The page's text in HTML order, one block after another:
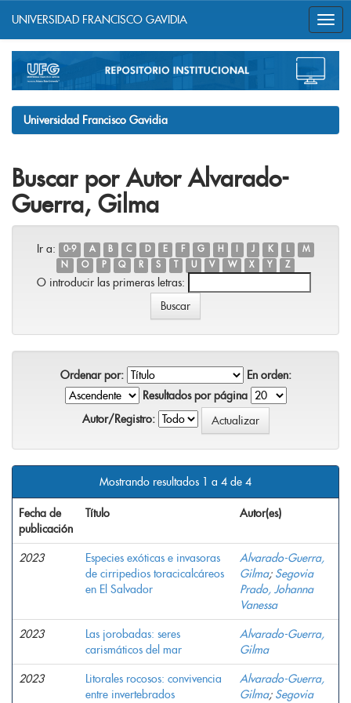
navigation
UNIVERSIDAD FRANCISCO GAVIDIA
Universidad Francisco Gavidia
Buscar por Autor Alvarado-
Guerra, Gilma
Ir a: 0-9 A B C D E F G H J K L
M
N
O P Q R S U V W X Y Z
O introducir las primeras letras:
Ordenar por:
En orden:
Resultados por página
Autor/Registro:
Mostrando resultados 1 a 4 de 4
Fecha de
publicación
Título Autor(es)
2023
Especies exóticas e invasoras
de cirripedios toracicalcáreos
en El Salvador
Alvarado-Guerra,
Gilma; Segovia
Prado, Johanna
Vanessa
2023
Las jorobadas: seres
carismáticos del mar
Alvarado-Guerra,
Gilma
2023
Litorales rocosos: convivencia
entre invertebrados
Alvarado-Guerra,
Gilma; Segovia